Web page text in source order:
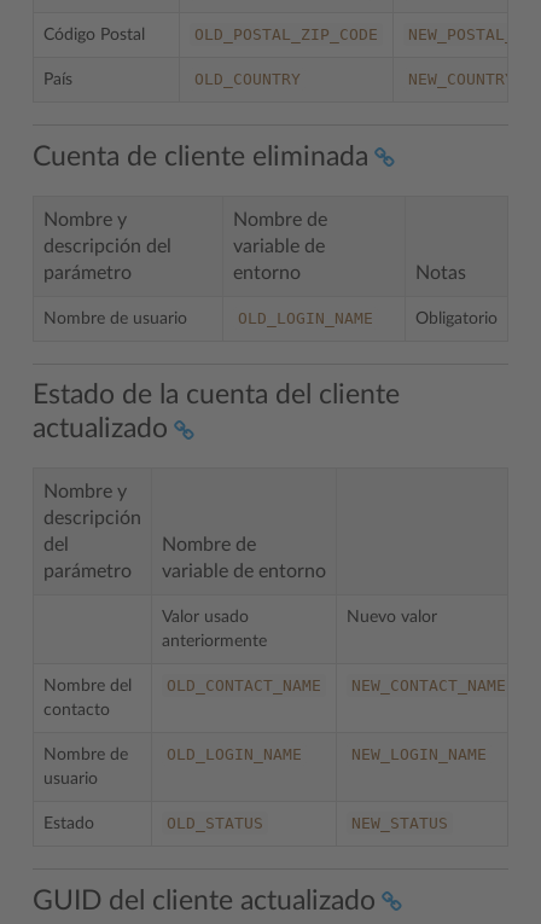
Código Postal OLD_POSTAL_ZIP_CODE
País OLD_COUNTRY NEW_COUNTRY
Cuenta de cliente eliminada
Nombre y
descripción del
parámetro
Nombre de
variable de
entorno
Notas
Nombre de usuario OLD_LOGIN_NAME Obligatorio
Estado de la cuenta del cliente
actualizado
Nombre y
descripción
del
parámetro
Nombre de
variable de entorno
Valor usado
anteriormente
Nuevo valor
Nombre del
contacto
OLD_CONTACT_NAME NEW_CONTACT_NAME
Nombre de
usuario
OLD_LOGIN_NAME NEW_LOGIN_NAME
Estado OLD_STATUS NEW_STATUS
GUID del cliente actualizado